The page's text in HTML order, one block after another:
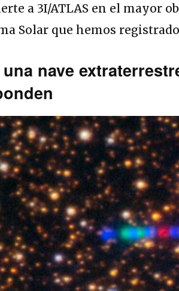
a 3I/ATLAS en el mayor
Solar que hemos
una nave